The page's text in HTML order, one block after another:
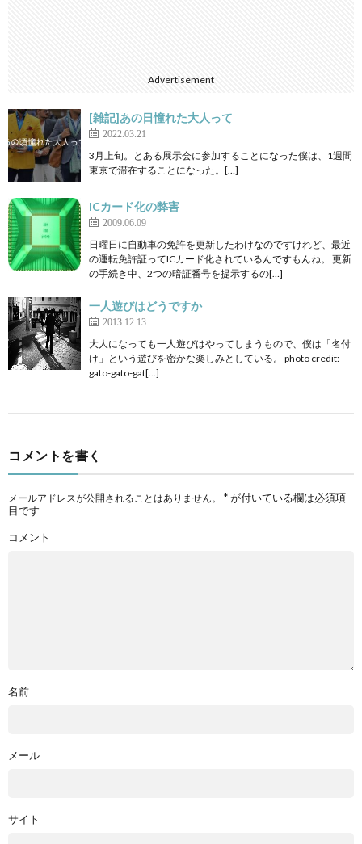
Advertisement
[雑記]あの日憧れた大人って
2022.03.21
3月上旬。とある展示会に参加することになった僕は、1週間
東京で滞在することになった。[…]
ICカード化の弊害
2009.06.09
日曜日に自動車の免許を更新したわけなのですけれど、最近
の運転免許証ってICカード化されているんですもんね。 更新
の手続き中、2つの暗証番号を提示するの[…]
一人遊びはどうですか
2013.12.13
大人になっても一人遊びはやってしまうもので、僕は「名付
け」という遊びを密かな楽しみとしている。 photo credit:
gato-gato-gat[…]
コメントを書く
メールアドレスが公開されることはありません。 *が付いている欄は必須項
目です
コメント
名前
メール
サイト